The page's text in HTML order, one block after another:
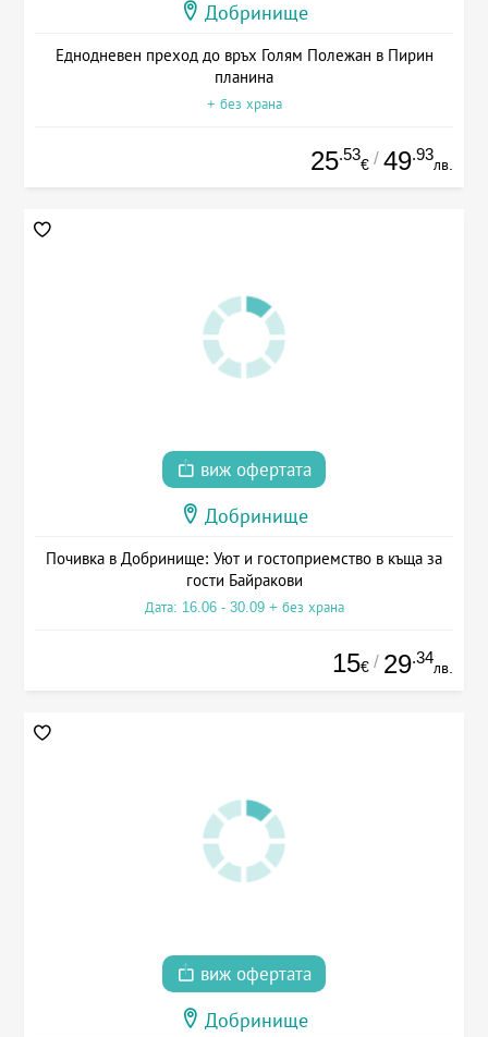
Добринище
Еднодневен преход до връх Голям Полежан в Пирин
планина
+ без храна
25.53
€ / 49.93
лв.
виж офертата
Добринище
Почивка в Добринище: Уют и гостоприемство в къща за
гости Байракови
Дата: 16.06 - 30.09 + без храна
15€ / 29.34
лв.
виж офертата
Добринище